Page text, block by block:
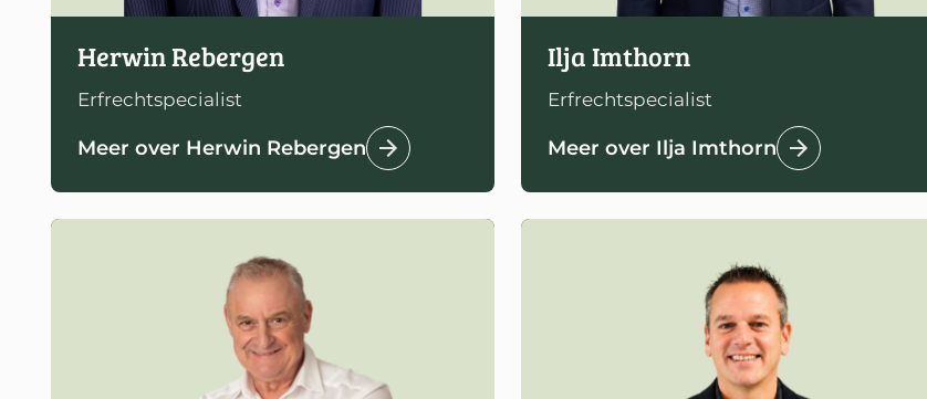
Herwin Rebergen
Erfrechtspecialist
Meer over Herwin Rebergen
Ilja Imthorn
Erfrechtspecialist
Meer over Ilja Imthorn